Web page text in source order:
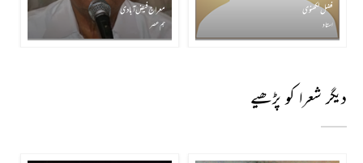
فضل لکھنوی
استاد
معراج فیض آبادی
ہم عصر
دیگر شعرا کو پڑھیے